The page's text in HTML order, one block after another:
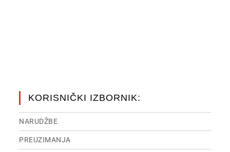
KORISNIČKI IZBORNIK:
NARUDŽBE
PREUZIMANJA